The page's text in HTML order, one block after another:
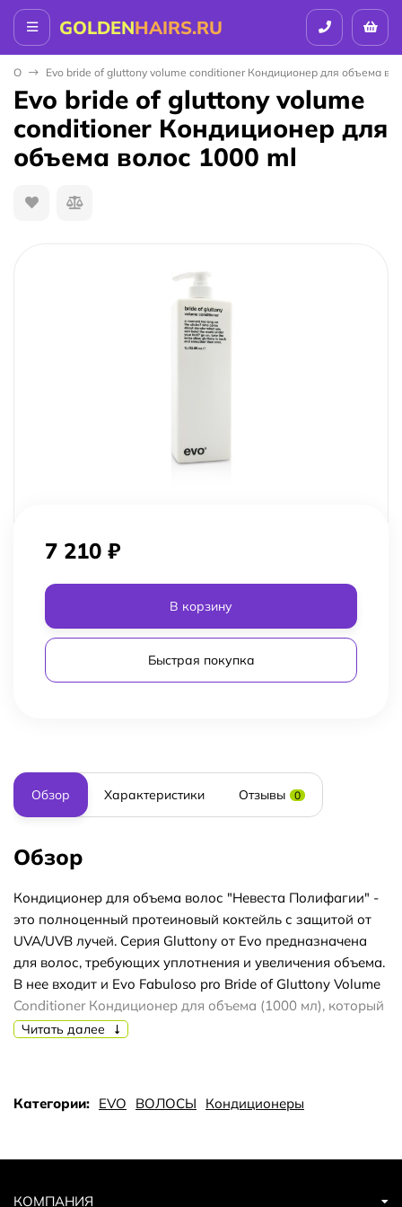
GOLDENHAIRS.RU
EVO Evo bride of gluttony volume conditioner Кондиционер для объема
Evo bride of gluttony volume
conditioner Кондиционер для
объема волос 1000 ml
7 210 ₽
В корзину
Быстрая покупка
Обзор Характеристики Отзывы 0
Обзор
Кондиционер для объема волос "Невеста Полифагии" -
это полноценный протеиновый коктейль с защитой от
UVA/UVB лучей. Серия Gluttony от Evo предназначена
для волос, требующих уплотнения и увеличения объема.
В нее входит и Evo Fabuloso pro Bride of Gluttony Volume
Conditioner Кондиционер для объема (1000 мл), который
в сочетании с шампунем из этой же линии обеспечит
объем; волосы оздоровятся вдоль всей длины;
будет дольше сохранятся оттенок, полученный при
обеспечивается благодаря наличию в составе средства
Читать далее
Категории: EVO ВОЛОСЫ Кондиционеры
КОМПАНИЯ